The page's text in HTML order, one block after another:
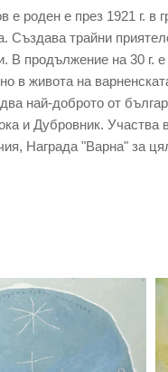
е роден е през 1921 г.
Създава трайни
В продължение на 30 г.
в живота на
най-доброто от
и Дубровник.
Награда "Варна" за